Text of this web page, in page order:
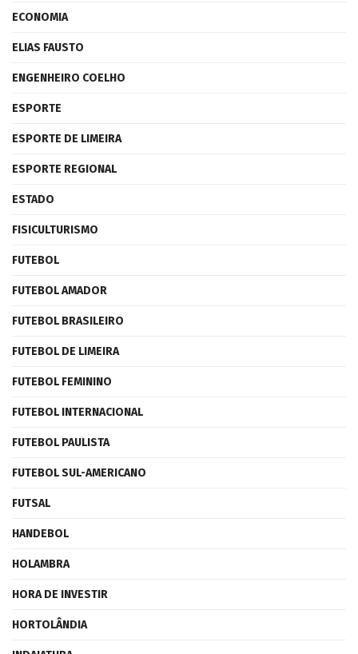
ECONOMIA
ELIAS FAUSTO
ENGENHEIRO COELHO
ESPORTE
ESPORTE DE LIMEIRA
ESPORTE REGIONAL
ESTADO
FISICULTURISMO
FUTEBOL
FUTEBOL AMADOR
FUTEBOL BRASILEIRO
FUTEBOL DE LIMEIRA
FUTEBOL FEMININO
FUTEBOL INTERNACIONAL
FUTEBOL PAULISTA
FUTEBOL SUL-AMERICANO
FUTSAL
HANDEBOL
HOLAMBRA
HORA DE INVESTIR
HORTOLÂNDIA